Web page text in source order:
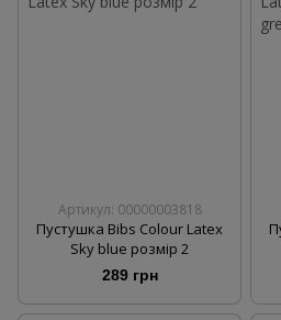
Артикул: 00000003818
Пустушка Bibs Colour Latex
Sky blue розмір 2
289 грн